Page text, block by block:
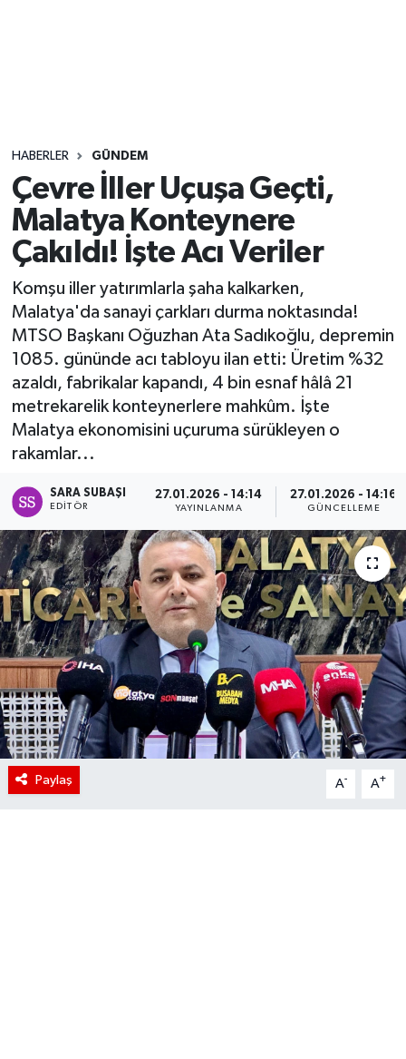
HABERLER GÜNDEM
Çevre İller Uçuşa Geçti,
Malatya Konteynere
Çakıldı! İşte Acı Veriler
Komşu iller yatırımlarla şaha kalkarken,
Malatya'da sanayi çarkları durma noktasında!
MTSO Başkanı Oğuzhan Ata Sadıkoğlu, depremin
1085. gününde acı tabloyu ilan etti: Üretim %32
azaldı, fabrikalar kapandı, 4 bin esnaf hâlâ 21
metrekarelik konteynerlere mahkûm. İşte
Malatya ekonomisini uçuruma sürükleyen o
rakamlar...
SARA SUBAŞI
EDITÖR
27.01.2026 - 14:14
YAYINLANMA
27.01.2026 - 14:16
GÜNCELLEME
Paylaş A- A+
Yaşam